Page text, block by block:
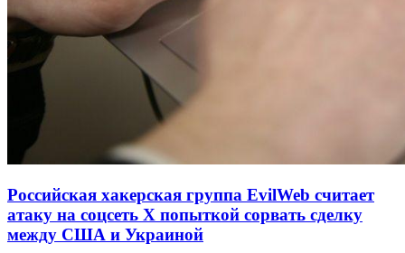
Российская хакерская группа EvilWeb считает
атаку на соцсеть Х попыткой сорвать сделку
между США и Украиной